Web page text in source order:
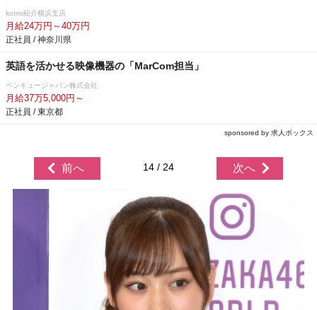
kotrio紹介横浜支店
月給24万円～40万円
正社員 / 神奈川県
英語を活かせる映像機器の「MarCom担当」
ベンキュージャパン株式会社
月給37万5,000円～
正社員 / 東京都
sponsored by 求人ボックス
前へ 14 / 24 次へ